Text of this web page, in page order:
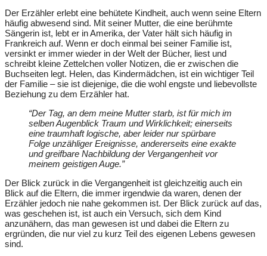
Der Erzähler erlebt eine behütete Kindheit, auch wenn seine Eltern
häufig abwesend sind. Mit seiner Mutter, die eine berühmte
Sängerin ist, lebt er in Amerika, der Vater hält sich häufig in
Frankreich auf. Wenn er doch einmal bei seiner Familie ist,
versinkt er immer wieder in der Welt der Bücher, liest und
schreibt kleine Zettelchen voller Notizen, die er zwischen die
Buchseiten legt. Helen, das Kindermädchen, ist ein wichtiger Teil
der Familie – sie ist diejenige, die die wohl engste und liebevollste
Beziehung zu dem Erzähler hat.
“Der Tag, an dem meine Mutter starb, ist für mich im
selben Augenblick Traum und Wirklichkeit; einerseits
eine traumhaft logische, aber leider nur spürbare
Folge unzähliger Ereignisse, andererseits eine exakte
und greifbare Nachbildung der Vergangenheit vor
meinem geistigen Auge.”
Der Blick zurück in die Vergangenheit ist gleichzeitig auch ein
Blick auf die Eltern, die immer irgendwie da waren, denen der
Erzähler jedoch nie nahe gekommen ist. Der Blick zurück auf das,
was geschehen ist, ist auch ein Versuch, sich dem Kind
anzunähern, das man gewesen ist und dabei die Eltern zu
ergründen, die nur viel zu kurz Teil des eigenen Lebens gewesen
sind.